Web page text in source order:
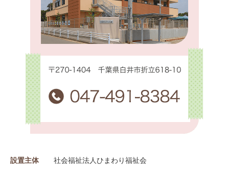
設置主体
社会福祉法人ひまわり福祉会